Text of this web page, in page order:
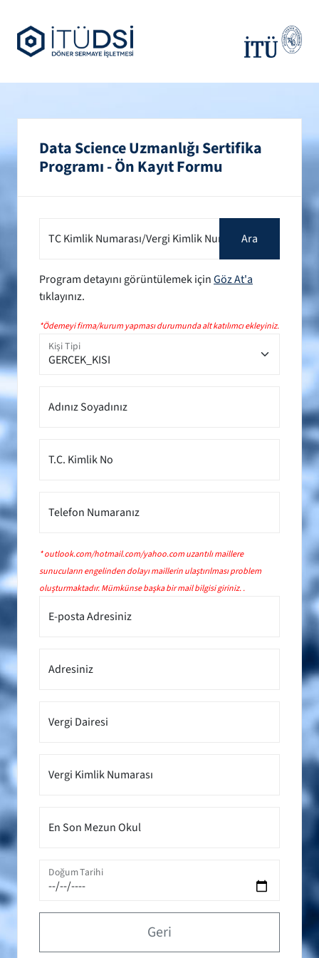
Data Science Uzmanlığı Sertifika
Programı - Ön Kayıt Formu
TC Kimlik Numarası/Vergi Kimlik NumarasıAra
Program detayını görüntülemek içinGöz At'a
tıklayınız.
*Ödemeyi firma/kurum yapması durumunda alt katılımcı ekleyiniz.
Kişi Tipi
Adınız Soyadınız
T.C. Kimlik No
Telefon Numaranız
* outlook.com/hotmail.com/yahoo.com uzantılı maillere
sunucuların engelinden dolayı maillerin ulaştırılması problem
oluşturmaktadır. Mümkünse başka bir mail bilgisi giriniz. .
E-posta Adresiniz
Adresiniz
Vergi Dairesi
Vergi Kimlik Numarası
En Son Mezun Okul
Doğum Tarihi
Geri